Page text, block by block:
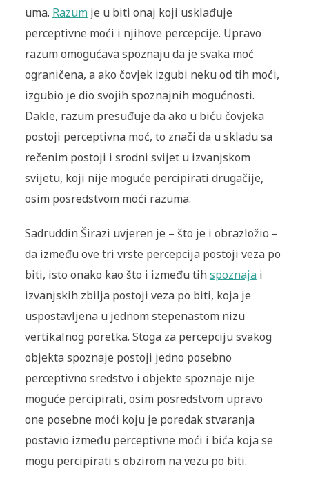
uma. Razumje u biti onaj koji usklađuje
perceptivne moći i njihove percepcije. Upravo
razum omogućava spoznaju da je svaka moć
ograničena, a ako čovjek izgubi neku od tih moći,
izgubio je dio svojih spoznajnih mogućnosti.
Dakle, razum presuđuje da ako u biću čovjeka
postoji perceptivna moć, to znači da u skladu sa
rečenim postoji i srodni svijet u izvanjskom
svijetu, koji nije moguće percipirati drugačije,
osim posredstvom moći razuma.
Sadruddin Širazi uvjeren je – što je i obrazložio –
da između ove tri vrste percepcija postoji veza po
biti, isto onako kao što i između tihspoznajai
izvanjskih zbilja postoji veza po biti, koja je
uspostavljena u jednom stepenastom nizu
vertikalnog poretka. Stoga za percepciju svakog
objekta spoznaje postoji jedno posebno
perceptivno sredstvo i objekte spoznaje nije
moguće percipirati, osim posredstvom upravo
one posebne moći koju je poredak stvaranja
postavio između perceptivne moći i bića koja se
mogu percipirati s obzirom na vezu po biti.